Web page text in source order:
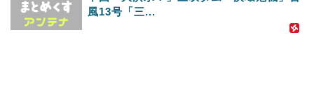
風13号「三...